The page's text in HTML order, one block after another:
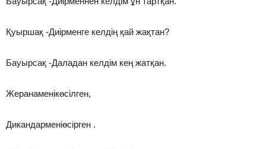
Қуыршақ -Диірменге келдің қай жақтан?
Бауырсақ -Даладан келдім кең жатқан.
Жеранаменікөсілген,
Дикандарменіөсірген .